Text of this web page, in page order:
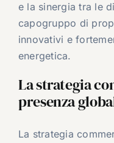
e la sinergia tra le
capogruppo di
innovativi e
energetica.
La strategia
presenza
La strategia